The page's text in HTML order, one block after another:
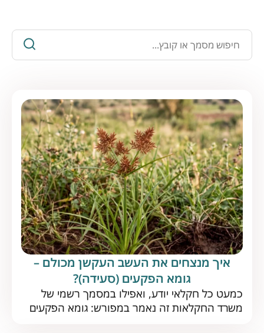
דישון עלוותי וביוסטימולנטים
זרעים
שונות
איך מנצחים את העשב העקשן מכולם –
גומא הפקעים (סעידה)?
כמעט כל חקלאי יודע, ואפילו במסמך רשמי של
משרד החקלאות זה נאמר במפורש: גומא הפקעים